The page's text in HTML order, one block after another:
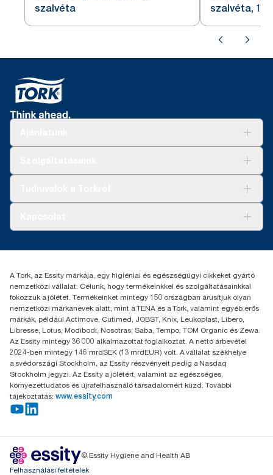
szalvéta
szalvéta, 1/
+36 1 392 2176
H-1021 Budapest
Budakeszi út 51.
A Tork, az Essity márkája, egy higiéniai és egészségügyi cikkeket gyártó
nemzetközi vállalat. Célunk, hogy termékeinkkel és szolgáltatásainkkal
fokozzuk a jólétet. Termékeinket mintegy 150 országban árusítjuk olyan
nemzetközi márkanevek alatt, mint a TENA és a Tork, valamint egyéb erős
márkák, például Actimove, Cutimed, JOBST, Knix, Leukoplast, Libero,
Libresse, Lotus, Modibodi, Nosotras, Saba, Tempo, TOM Organic és Zewa.
Az Essity mintegy 36 000 alkalmazottat foglalkoztat. A nettó árbevétel
2024-ben mintegy 146 mrdSEK (13 mrdEUR) volt. A vállalat székhelye
a svédországi Stockholm, az Essity részvényeit pedig a Nasdaq
Stockholm jegyzi. Az Essity a jólétért, valamint az egészséges,
környezettudatos és újrafelhasználó társadalomért küzd. További
tájékoztatás: www.essity.com
© Essity Hygiene and Health AB
Felhasználási feltételek